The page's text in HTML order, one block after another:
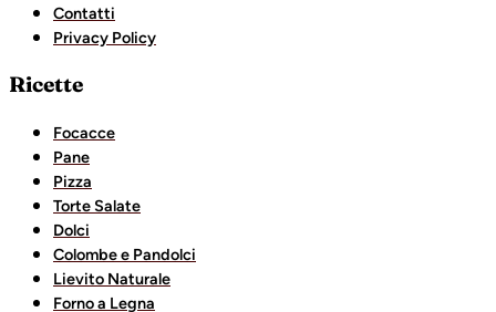
Contatti
Privacy Policy
Ricette
Focacce
Pane
Pizza
Torte Salate
Dolci
Colombe e Pandolci
Lievito Naturale
Forno a Legna